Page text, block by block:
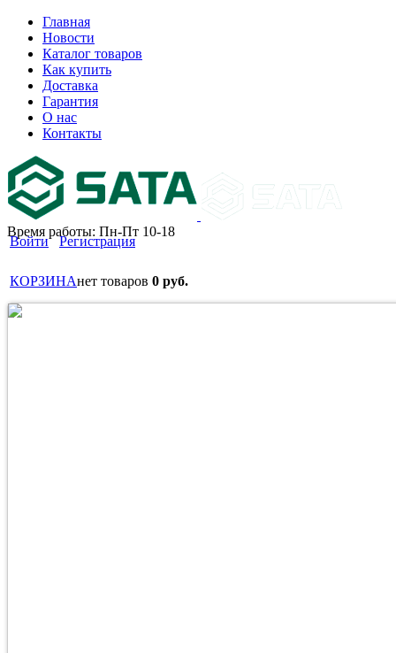
Главная
Новости
Каталог товаров
Как купить
Доставка
Гарантия
О нас
Контакты
Время работы: Пн-Пт 10-18
Войти Регистрация
КОРЗИНАнет товаров 0 руб.